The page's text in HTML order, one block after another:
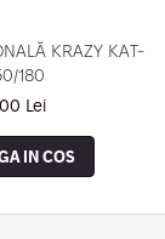
KRAZY KAT-
180
Lei
IN COS